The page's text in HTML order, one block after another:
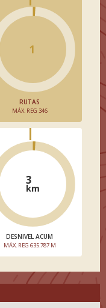
1
RUTAS
MÁX. REG 346
3
km
DESNIVEL ACUM
MÁX. REG 635.787 M